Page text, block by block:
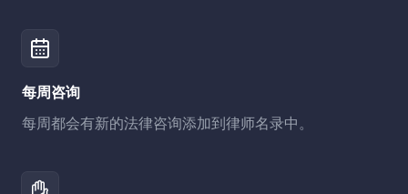
每周咨询
每周都会有新的法律咨询添加到律师名录中。